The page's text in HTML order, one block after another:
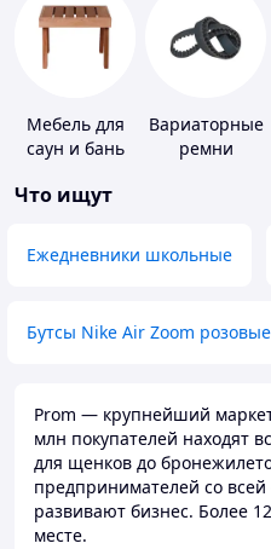
Мебель для
саун и бань
Вариаторные
ремни
Что ищут
Ежедневники школьные
Бутсы Nike Air Zoom розовые
Prom — крупнейший
млн покупателей находят
для щенков до
предпринимателей со
развивают бизнес. Более
месте.